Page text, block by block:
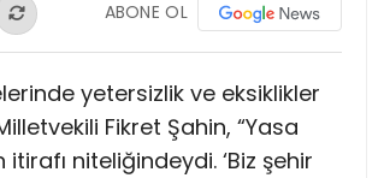
ABONE OL
yetersizlik ve eksiklikler
Fikret Şahin, “Yasa
itirafı niteliğindeydi. ‘Biz şehir